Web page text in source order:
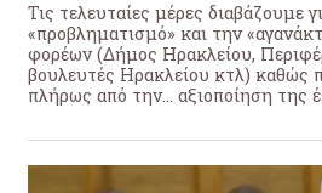
Τις τελευταίες μέρες διαβάζουμε
«προβληματισμό» και την
φορέων (Δήμος Ηρακλείου,
βουλευτές Ηρακλείου κτλ) καθώς
πλήρως από την… αξιοποίηση της